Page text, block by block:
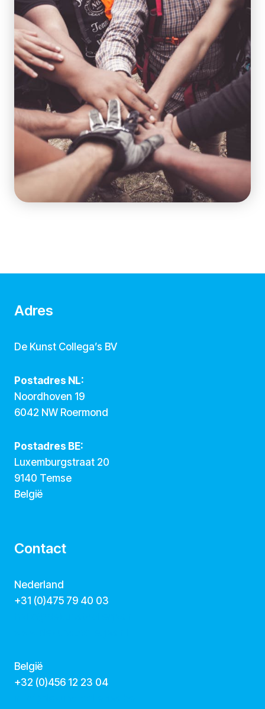
Adres
De Kunst Collega’s BV
Postadres NL:
Noordhoven 19
6042 NW Roermond
Postadres BE:
Luxemburgstraat 20
9140 Temse
België
Contact
Nederland
+31 (0)475 79 40 03
België
‭+32 (0)456 12 23 04‬